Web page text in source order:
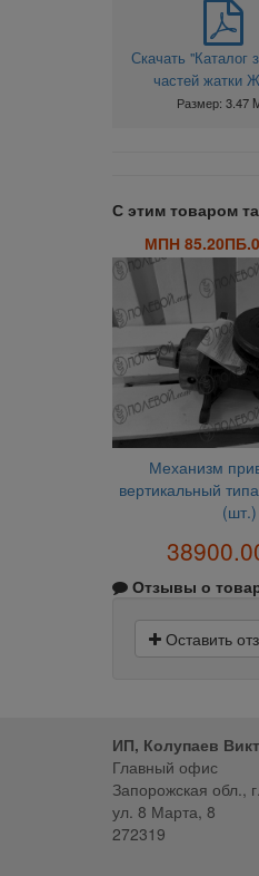
Скачать "Каталог
частей жатки
Размер: 3.47
С этим товаром
МПН
Механизм
вертикальный
(шт.)
Отзывы о
Оставить
ИП, Колупаев
Главный офис
Запорожская обл.,
ул. 8 Марта, 8
272319